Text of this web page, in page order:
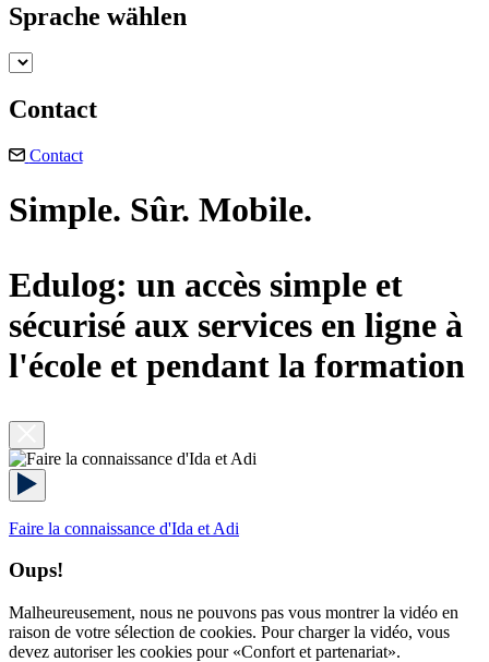
Sprache wählen
Contact
Contact
Simple. Sûr. Mobile.
Edulog: un accès simple et
sécurisé aux services en ligne à
l'école et pendant la formation
Faire la connaissance d'Ida et Adi
Oups!
Malheureusement, nous ne pouvons pas vous montrer la vidéo en
raison de votre sélection de cookies. Pour charger la vidéo, vous
devez autoriser les cookies pour «Confort et partenariat».